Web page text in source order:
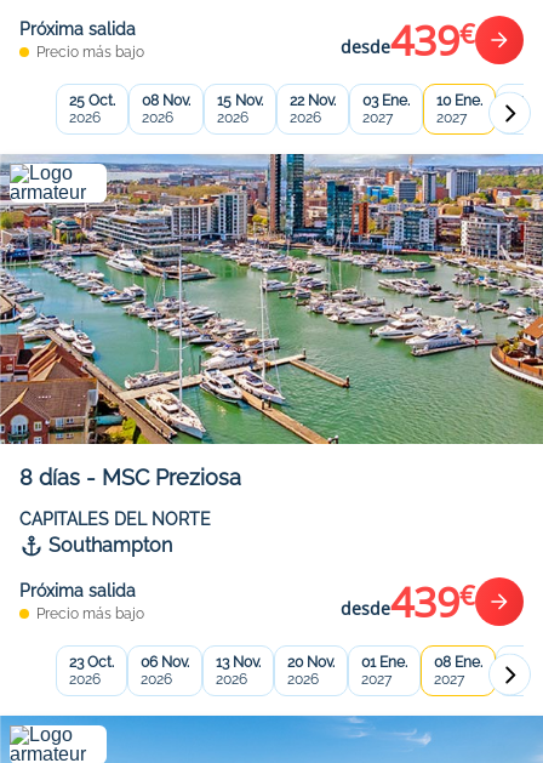
Próxima salida
Precio más bajo desde439€
25 Oct.
2026
08 Nov.
2026
15 Nov.
2026
22 Nov.
2026
03 Ene.
2027
10 Ene.
2027
17
2027
8 días - MSC Preziosa
CAPITALES DEL NORTE
Southampton
Próxima salida
Precio más bajo desde439€
23 Oct.
2026
06 Nov.
2026
13 Nov.
2026
20 Nov.
2026
01 Ene.
2027
08 Ene.
2027
15
2027